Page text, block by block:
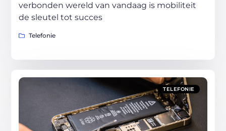
verbonden wereld van vandaag is mobiliteit
de sleutel tot succes
Telefonie
TELEFONIE